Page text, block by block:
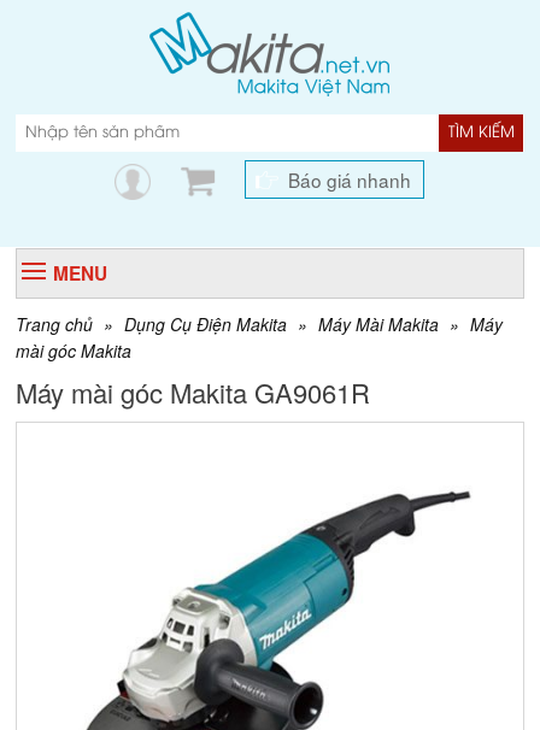
TÌM KIẾM
Báo giá nhanh
MENU
Trang chủ » Dụng Cụ Điện Makita » Máy Mài Makita » Máy
mài góc Makita
Máy mài góc Makita GA9061R